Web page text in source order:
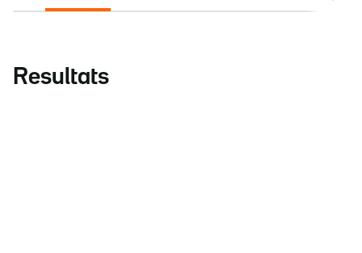
Resultats